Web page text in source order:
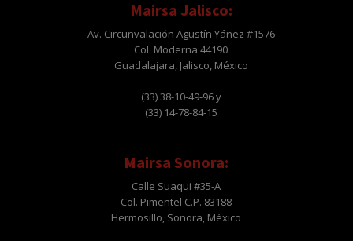
Mairsa Jalisco:
Av. Circunvalación Agustín Yáñez #1576
Col. Moderna 44190
Guadalajara, Jalisco, México
(33) 38-10-49-96 y
(33) 14-78-84-15
Mairsa Sonora:
Calle Suaqui #35-A
Col. Pimentel C.P. 83188
Hermosillo, Sonora, México